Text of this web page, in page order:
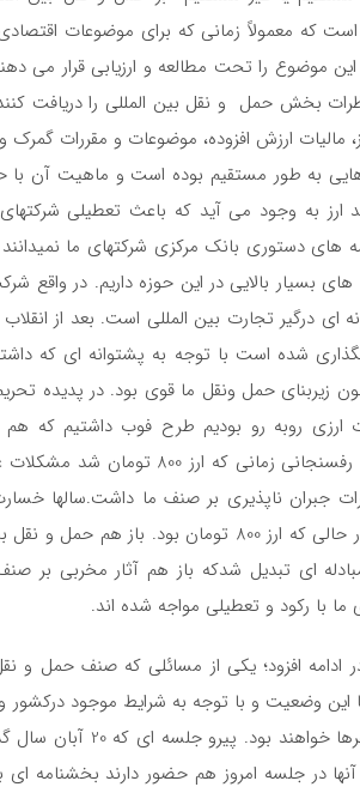
است که معمولاً زمانی که برای موضوعات
این موضوع را تحت مطالعه و ارزیابی قرار می
بخش حمل و نقل بین المللی را دریافت
مالیات ارزش افزوده، موضوعات و مقررات
به طور مستقیم بوده است و ماهیت آن با
ارز به وجود می آید که باعث تعطیلی
های بسیار بالایی در این حوزه داریم. در
شده است با توجه به پشتوانه ای که
زیربنای حمل ونقل ما قوی بود. در پدیده
ارزی روبه رو بودیم طرح فوب داشتیم که
هاشمی رفسنجانی زمانی
ای تبدیل شدکه باز هم آثار مخربی بر
ما با رکود و تعطیلی مواجه شده اند.
ادامه افزود؛ یکی از مسائلی که صنف حمل و
این وضعیت و با توجه به شرایط موجود
بین شهرها
آنها در جلسه امروز هم حضور دارند بخشنامه ای